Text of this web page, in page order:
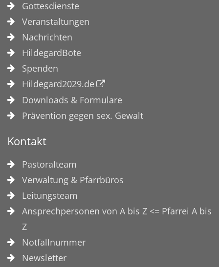
Gottesdienste
Veranstaltungen
Nachrichten
HildegardBote
Spenden
Hildegard2029.de
Downloads & Formulare
Prävention gegen sex. Gewalt
Kontakt
Pastoralteam
Verwaltung & Pfarrbüros
Leitungsteam
Ansprechpersonen von A bis Z <= Pfarrei A bis
Z
Notfallnummer
Newsletter